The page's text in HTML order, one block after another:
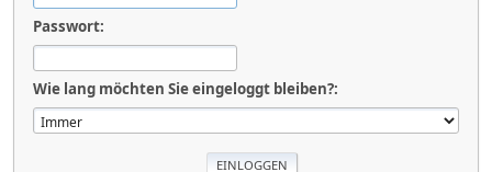
Passwort:
Wie lang möchten Sie eingeloggt bleiben?: